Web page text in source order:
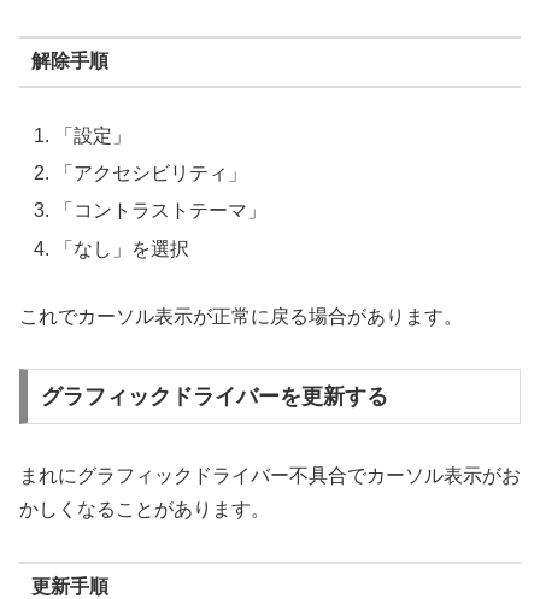
解除手順
「設定」
「アクセシビリティ」
「コントラストテーマ」
「なし」を選択
これでカーソル表示が正常に戻る場合があります。
グラフィックドライバーを更新する
まれにグラフィックドライバー不具合でカーソル表示がお
かしくなることがあります。
更新手順